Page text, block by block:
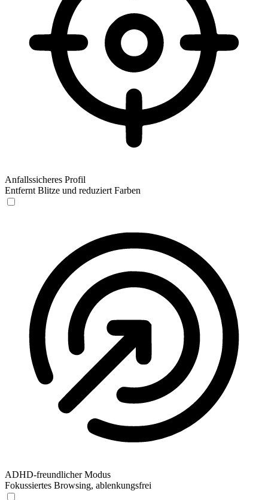
Anfallssicheres Profil
Entfernt Blitze und reduziert Farben
ADHD-freundlicher Modus
Fokussiertes Browsing, ablenkungsfrei